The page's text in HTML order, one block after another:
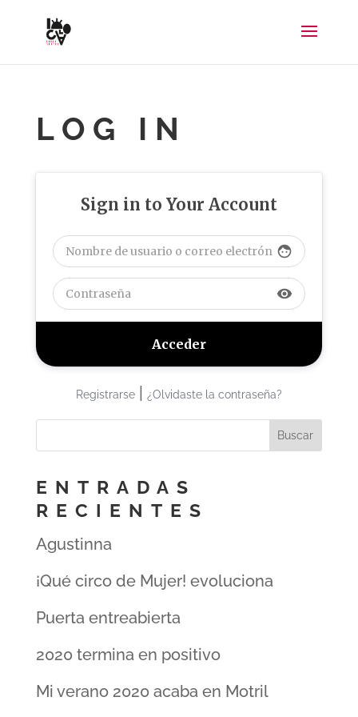
LOG IN
Sign in to Your Account
face
visibility
Registrarse| ¿Olvidaste la contraseña?
ENTRADAS
RECIENTES
Agustinna
¡Qué circo de Mujer! evoluciona
Puerta entreabierta
2020 termina en positivo
Mi verano 2020 acaba en Motril